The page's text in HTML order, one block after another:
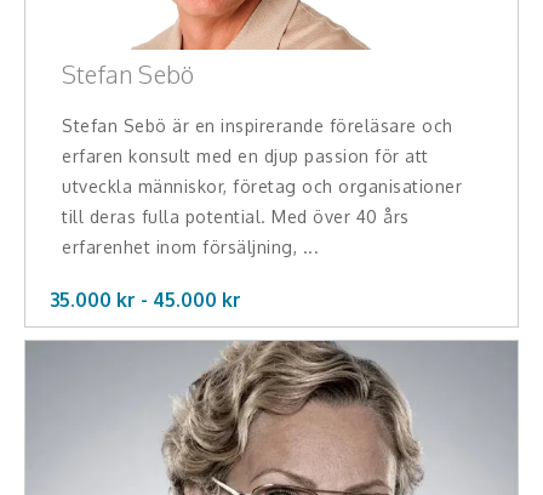
Stefan Sebö
Stefan Sebö är en inspirerande föreläsare och
erfaren konsult med en djup passion för att
utveckla människor, företag och organisationer
till deras fulla potential. Med över 40 års
erfarenhet inom försäljning, ...
35.000 kr - 45.000 kr